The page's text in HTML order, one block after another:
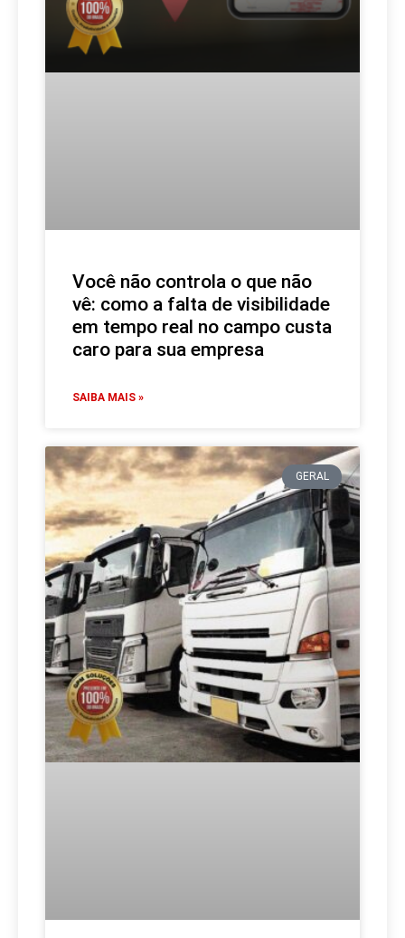
Você não controla o que não
vê: como a falta de visibilidade
em tempo real no campo custa
caro para sua empresa
SAIBA MAIS »
GERAL